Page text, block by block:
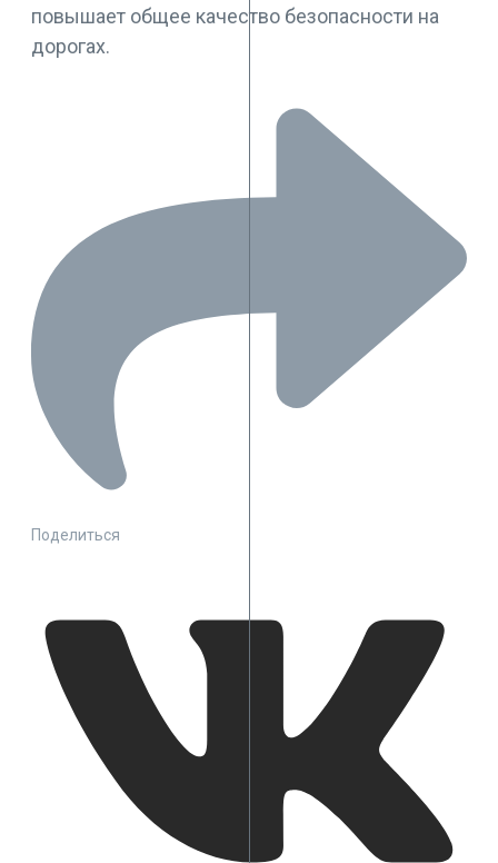
повышает общее качество безопасности на
дорогах.
Поделиться